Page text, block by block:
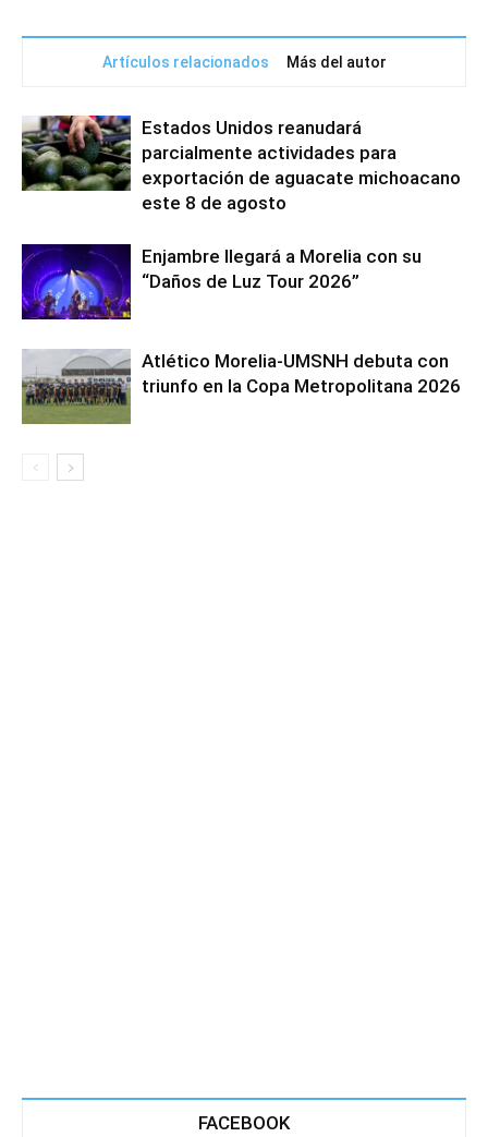
Artículos relacionados Más del autor
Estados Unidos reanudará
parcialmente actividades para
exportación de aguacate michoacano
este 8 de agosto
Enjambre llegará a Morelia con su
“Daños de Luz Tour 2026”
Atlético Morelia-UMSNH debuta con
triunfo en la Copa Metropolitana 2026
FACEBOOK